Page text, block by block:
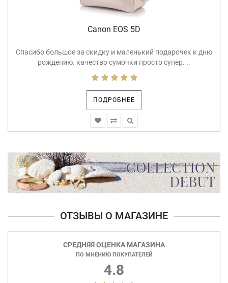
накладывает ограничения на продаваемые товары. Так, в
некоторых странах имеется запрет на интернет-торговлю
алкоголем, оружием, ювелирными изделиями и другими
свободная реализация которых запрещена или ограничена).
Canon EOS 5D
Спасибо большое за скидку и маленький подарочек к дню
рождению. качество сумочки просто супер. ..
ПОДРОБНЕЕ
ОТЗЫВЫ О МАГАЗИНЕ
СРЕДНЯЯ ОЦЕНКА МАГАЗИНА
ПО МНЕНИЮ ПОКУПАТЕЛЕЙ
4.8